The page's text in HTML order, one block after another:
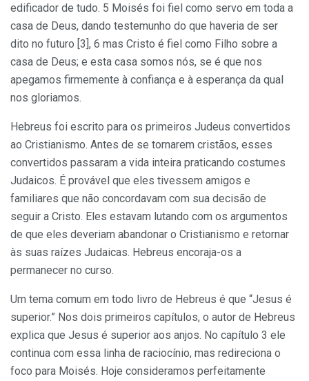
edificador de tudo. 5 Moisés foi fiel como servo em toda a
casa de Deus, dando testemunho do que haveria de ser
dito no futuro [3], 6 mas Cristo é fiel como Filho sobre a
casa de Deus; e esta casa somos nós, se é que nos
apegamos firmemente à confiança e à esperança da qual
nos gloriamos.
Hebreus foi escrito para os primeiros Judeus convertidos
ao Cristianismo. Antes de se tornarem cristãos, esses
convertidos passaram a vida inteira praticando costumes
Judaicos. É provável que eles tivessem amigos e
familiares que não concordavam com sua decisão de
seguir a Cristo. Eles estavam lutando com os argumentos
de que eles deveriam abandonar o Cristianismo e retornar
às suas raízes Judaicas. Hebreus encoraja-os a
permanecer no curso.
Um tema comum em todo livro de Hebreus é que “Jesus é
superior.” Nos dois primeiros capítulos, o autor de Hebreus
explica que Jesus é superior aos anjos. No capítulo 3 ele
continua com essa linha de raciocínio, mas redireciona o
foco para Moisés. Hoje consideramos perfeitamente